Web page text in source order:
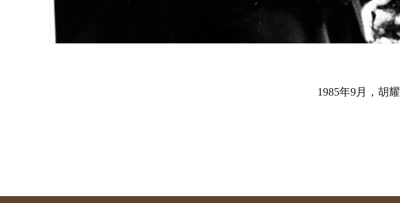
1985年9月，胡